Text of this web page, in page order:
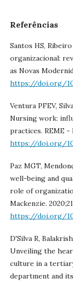
Referências
Santos HS,
organizacional:
as Novas
https://doi.org/
Ventura PFEV,
Nursing work:
practices. REME -
https://doi.org/
Paz MGT,
well-being and
role of
Mackenzie.
https://doi.org/
D'Silva R,
Unveiling the
culture in a
department and